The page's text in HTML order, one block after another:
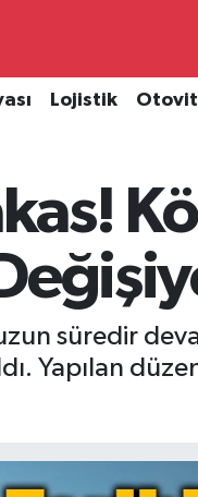
Lojistik
süredir
Yapılan